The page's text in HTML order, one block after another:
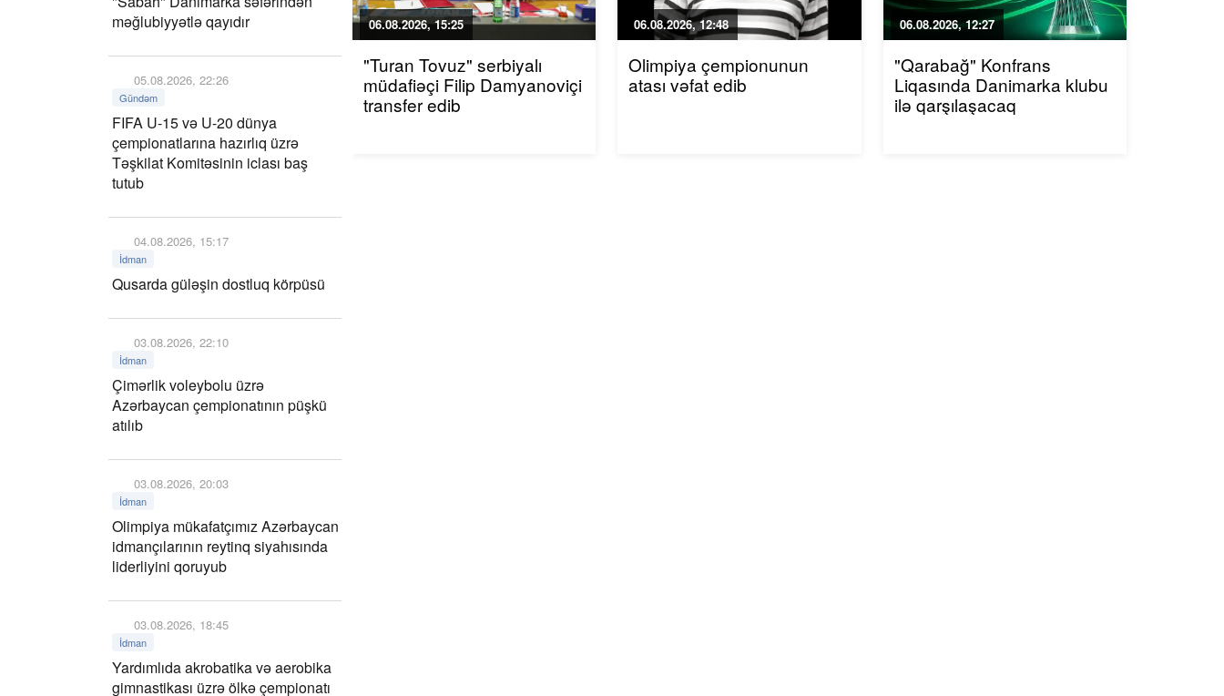
məğlubiyyətlə qayıdır
05.08.2026, 22:26
Gündəm
FIFA U-15 və U-20 dünya
çempionatlarına hazırlıq üzrə
Təşkilat Komitəsinin iclası baş
tutub
04.08.2026, 15:17
İdman
Qusarda güləşin dostluq körpüsü
03.08.2026, 22:10
İdman
Çimərlik voleybolu üzrə
Azərbaycan çempionatının püşkü
atılıb
03.08.2026, 20:03
İdman
Olimpiya mükafatçımız Azərbaycan
idmançılarının reytinq siyahısında
liderliyini qoruyub
03.08.2026, 18:45
İdman
Yardımlıda akrobatika və aerobika
gimnastikası üzrə ölkə çempionatı
06.08.2026, 15:25
"Turan Tovuz" serbiyalı
müdafiəçi Filip Damyanoviçi
transfer edib
06.08.2026, 12:48
Olimpiya çempionunun
atası vəfat edib
06.08.2026, 12:27
"Qarabağ" Konfrans
Liqasında Danimarka klubu
ilə qarşılaşacaq